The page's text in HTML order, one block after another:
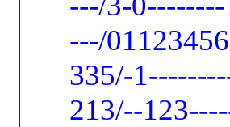
---/
335/-
213/--